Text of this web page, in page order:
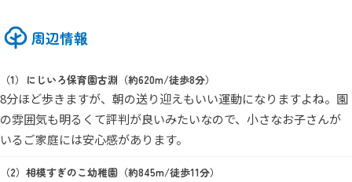
周辺情報
にじいろ保育園古淵（約620m/徒歩8分）
8分ほど歩きますが、朝の送り迎えもいい運動になりますよね。園
の雰囲気も明るくて評判が良いみたいなので、小さなお子さんが
いるご家庭には安心感があります。
相模すぎのこ幼稚園（約845m/徒歩11分）